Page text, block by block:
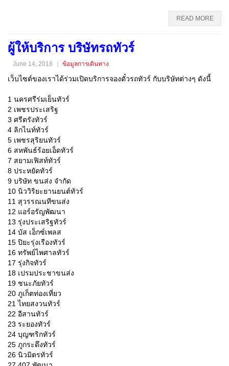
READ MORE
ผู้ให้บริการ บริษัทรถทัวร์
June 14, 2018 ข้อมูลการเดินทาง
เว็บไซต์ของเราได้ร่วมเปิดบริการจองตั๋วรถทัวร์ กับบริษัทต่างๆ ดังนี้
1 นครศรีร่มเย็นทัวร์
2 เพชรประเสริฐ
3 ศรีตรังทัวร์
4 ลิกไนท์ทัวร์
5 เพชรสุริยนทัวร์
6 สหพันธ์ร้อยเอ็ดทัวร์
7 สยามเฟิสท์ทัวร์
8 ประหยัดทัวร์
9 บริษัท ขนส่ง จำกัด
10 นิววิริยะยานยนต์ทัวร์
11 สุวรรณนทีขนส่ง
12 แอร์อรัญพัฒนา
13 รุ่งประเสริฐทัวร์
14 บัส เอ็กซ์เพลส
15 ปิยะรุ่งเรืองทัวร์
16 ทรัพย์ไพศาลทัวร์
17 รุ่งกิจทัวร์
18 เปรมประชาขนส่ง
19 ชนะภัยทัวร์
20 ภูเก็ตท่องเที่ยว
21 ไทยสงวนทัวร์
22 อีสานทัวร์
23 ระยองทัวร์
24 บุญฑริกทัวร์
25 ภูกระดึงทัวร์
26 นิวมิตรทัวร์